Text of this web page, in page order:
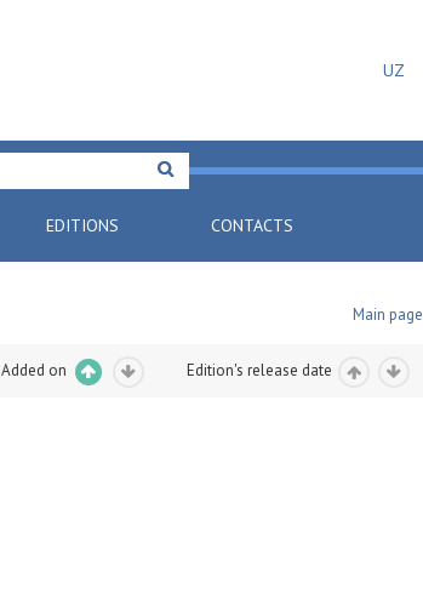
UZ
EDITIONS CONTACTS
Main page
Added on Edition's release date